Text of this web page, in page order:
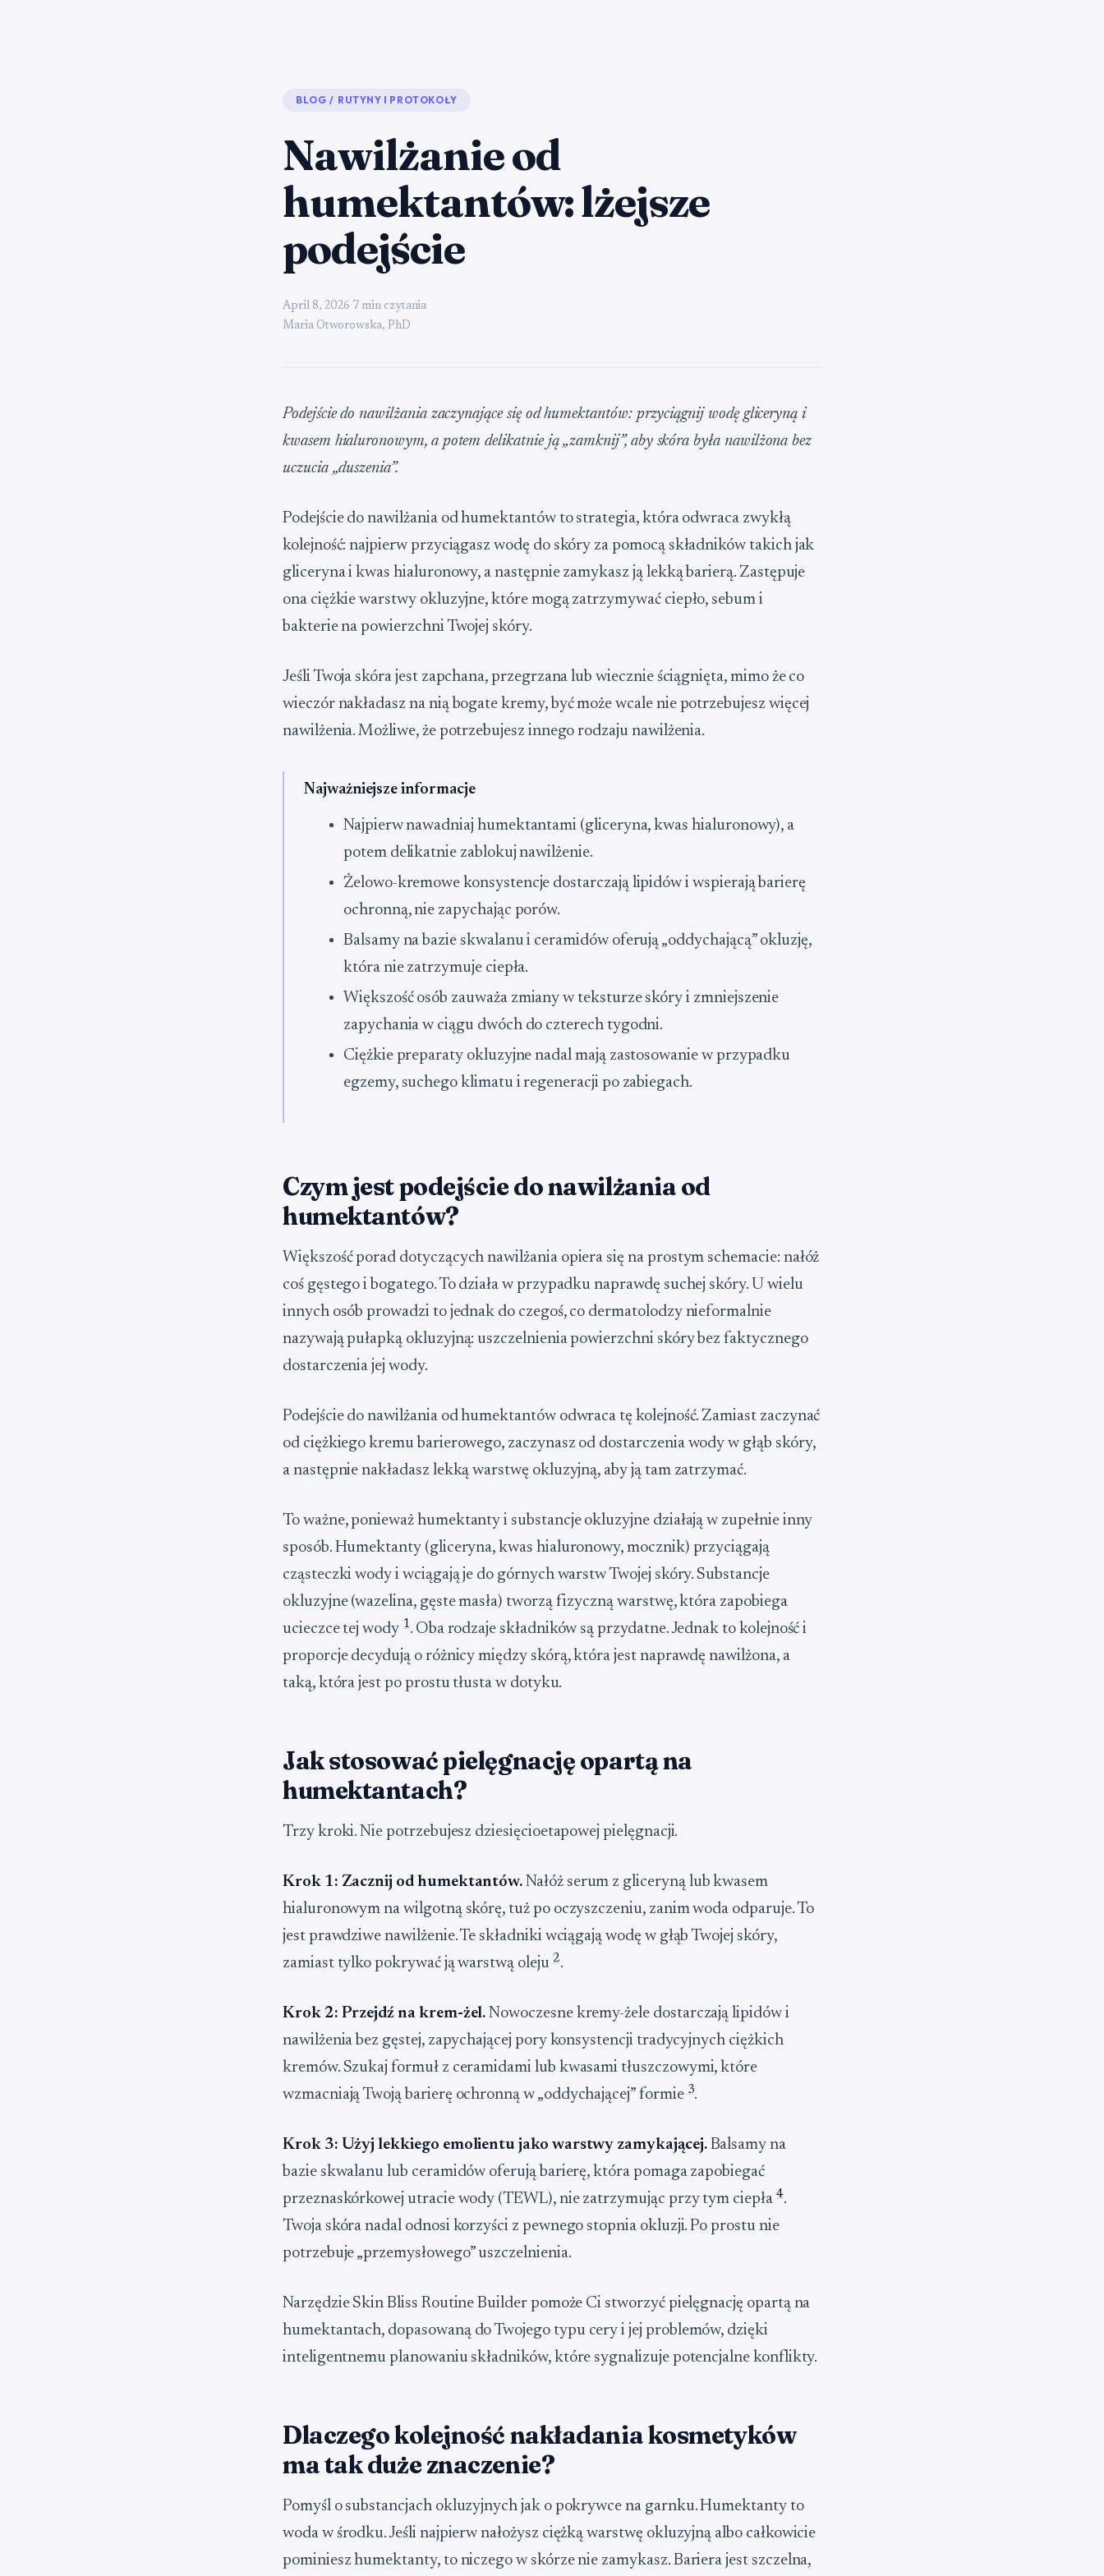
BLOG / RUTYNY I PROTOKOŁY
Nawilżanie od
humektantów: lżejsze
podejście
April 8, 2026· 7 min czytania
Maria Otworowska, PhD
Podejście do nawilżania zaczynające się od humektantów: przyciągnij wodę gliceryną i
kwasem hialuronowym, a potem delikatnie ją „zamknij”, aby skóra była nawilżona bez
uczucia „duszenia”.
Podejście do nawilżania od humektantów to strategia, która odwraca zwykłą
kolejność: najpierw przyciągasz wodę do skóry za pomocą składników takich jak
gliceryna i kwas hialuronowy, a następnie zamykasz ją lekką barierą. Zastępuje
ona ciężkie warstwy okluzyjne, które mogą zatrzymywać ciepło, sebum i
bakterie na powierzchni Twojej skóry.
Jeśli Twoja skóra jest zapchana, przegrzana lub wiecznie ściągnięta, mimo że co
wieczór nakładasz na nią bogate kremy, być może wcale nie potrzebujesz więcej
nawilżenia. Możliwe, że potrzebujesz innego rodzaju nawilżenia.
Najważniejsze informacje
Najpierw nawadniaj humektantami (gliceryna, kwas hialuronowy), a
potem delikatnie zablokuj nawilżenie.
Żelowo-kremowe konsystencje dostarczają lipidów i wspierają barierę
ochronną, nie zapychając porów.
Balsamy na bazie skwalanu i ceramidów oferują „oddychającą” okluzję,
która nie zatrzymuje ciepła.
Większość osób zauważa zmiany w teksturze skóry i zmniejszenie
zapychania w ciągu dwóch do czterech tygodni.
Ciężkie preparaty okluzyjne nadal mają zastosowanie w przypadku
egzemy, suchego klimatu i regeneracji po zabiegach.
Czym jest podejście do nawilżania od
humektantów?
Większość porad dotyczących nawilżania opiera się na prostym schemacie: nałóż
coś gęstego i bogatego. To działa w przypadku naprawdę suchej skóry. U wielu
innych osób prowadzi to jednak do czegoś, co dermatolodzy nieformalnie
nazywają pułapką okluzyjną: uszczelnienia powierzchni skóry bez faktycznego
dostarczenia jej wody.
Podejście do nawilżania od humektantów odwraca tę kolejność. Zamiast zaczynać
od ciężkiego kremu barierowego, zaczynasz od dostarczenia wody w głąb skóry,
a następnie nakładasz lekką warstwę okluzyjną, aby ją tam zatrzymać.
To ważne, ponieważ humektanty i substancje okluzyjne działają w zupełnie inny
sposób. Humektanty (gliceryna, kwas hialuronowy, mocznik) przyciągają
cząsteczki wody i wciągają je do górnych warstw Twojej skóry. Substancje
okluzyjne (wazelina, gęste masła) tworzą fizyczną warstwę, która zapobiega
ucieczce tej wody 1. Oba rodzaje składników są przydatne. Jednak to kolejność i
proporcje decydują o różnicy między skórą, która jest naprawdę nawilżona, a
taką, która jest po prostu tłusta w dotyku.
Jak stosować pielęgnację opartą na
humektantach?
Trzy kroki. Nie potrzebujesz dziesięcioetapowej pielęgnacji.
Krok 1: Zacznij od humektantów. Nałóż serum z gliceryną lub kwasem
hialuronowym na wilgotną skórę, tuż po oczyszczeniu, zanim woda odparuje. To
jest prawdziwe nawilżenie. Te składniki wciągają wodę w głąb Twojej skóry,
zamiast tylko pokrywać ją warstwą oleju 2.
Krok 2: Przejdź na krem-żel. Nowoczesne kremy-żele dostarczają lipidów i
nawilżenia bez gęstej, zapychającej pory konsystencji tradycyjnych ciężkich
kremów. Szukaj formuł z ceramidami lub kwasami tłuszczowymi, które
wzmacniają Twoją barierę ochronną w „oddychającej” formie 3.
Krok 3: Użyj lekkiego emolientu jako warstwy zamykającej.Balsamy na
bazie skwalanu lub ceramidów oferują barierę, która pomaga zapobiegać
przeznaskórkowej utracie wody (TEWL), nie zatrzymując przy tym ciepła 4.
Twoja skóra nadal odnosi korzyści z pewnego stopnia okluzji. Po prostu nie
potrzebuje „przemysłowego” uszczelnienia.
Narzędzie Skin Bliss Routine Builder pomoże Ci stworzyć pielęgnację opartą na
humektantach, dopasowaną do Twojego typu cery i jej problemów, dzięki
inteligentnemu planowaniu składników, które sygnalizuje potencjalne konflikty.
Dlaczego kolejność nakładania kosmetyków
ma tak duże znaczenie?
Pomyśl o substancjach okluzyjnych jak o pokrywce na garnku. Humektanty to
woda w środku. Jeśli najpierw nałożysz ciężką warstwę okluzyjną albo całkowicie
pominiesz humektanty, to niczego w skórze nie zamykasz. Bariera jest szczelna,